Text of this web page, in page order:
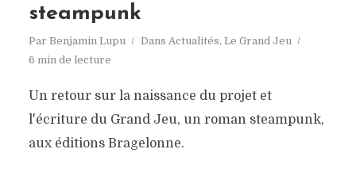
steampunk
Par Benjamin Lupu Dans Actualités, Le Grand Jeu
6 min de lecture
Un retour sur la naissance du projet et
l'écriture du Grand Jeu, un roman steampunk,
aux éditions Bragelonne.